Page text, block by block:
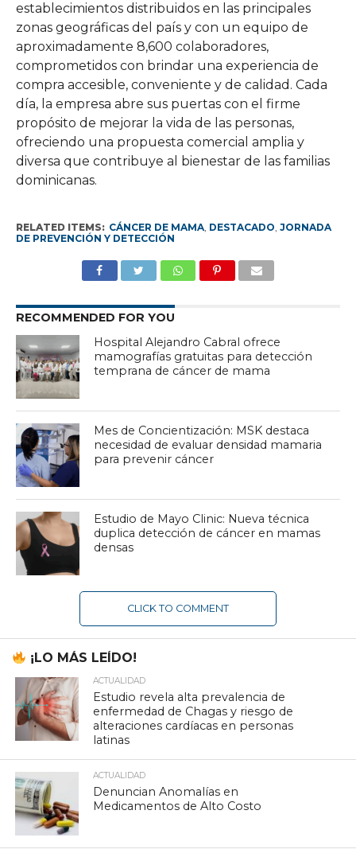
establecimientos distribuidos en las principales
zonas geográficas del país y con un equipo de
aproximadamente 8,600 colaboradores,
comprometidos con brindar una experiencia de
compra accesible, conveniente y de calidad. Cada
día, la empresa abre sus puertas con el firme
propósito de mejorar la vida de las personas,
ofreciendo una propuesta comercial amplia y
diversa que contribuye al bienestar de las familias
dominicanas.
RELATED ITEMS: CÁNCER DE MAMA, DESTACADO, JORNADA
DE PREVENCIÓN Y DETECCIÓN
RECOMMENDED FOR YOU
Hospital Alejandro Cabral ofrece
mamografías gratuitas para detección
temprana de cáncer de mama
Mes de Concientización: MSK destaca
necesidad de evaluar densidad mamaria
para prevenir cáncer
Estudio de Mayo Clinic: Nueva técnica
duplica detección de cáncer en mamas
densas
CLICK TO COMMENT
¡LO MÁS LEÍDO!
ACTUALIDAD
Estudio revela alta prevalencia de
enfermedad de Chagas y riesgo de
alteraciones cardíacas en personas
latinas
ACTUALIDAD
Denuncian Anomalías en
Medicamentos de Alto Costo